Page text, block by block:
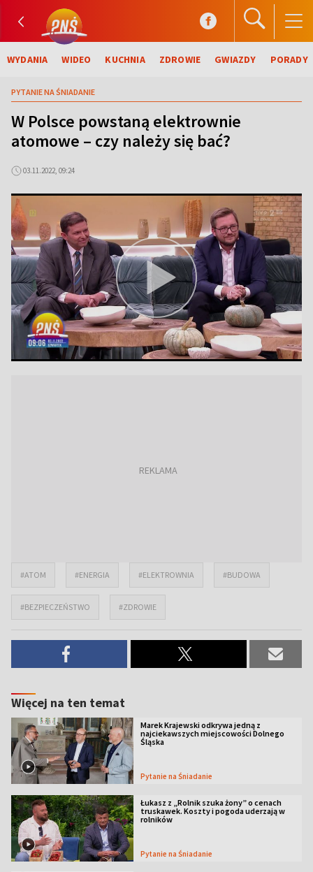
WYDANIA WIDEO KUCHNIA ZDROWIE GWIAZDY PORADY
PYTANIE NA ŚNIADANIE
W Polsce powstaną elektrownie
atomowe – czy należy się bać?
03.11.2022, 09:24
#ATOM #ENERGIA #ELEKTROWNIA #BUDOWA
#BEZPIECZEŃSTWO #ZDROWIE
Więcej na ten temat
Marek Krajewski odkrywa jedną z
najciekawszych miejscowości Dolnego
Śląska
Pytanie na Śniadanie
Łukasz z „Rolnik szuka żony” o cenach
truskawek. Koszty i pogoda uderzają w
rolników
Pytanie na Śniadanie